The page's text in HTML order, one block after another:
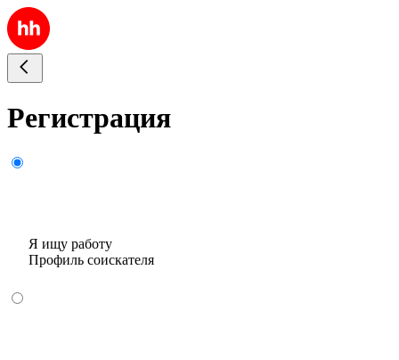
Регистрация
Я ищу работу
Профиль соискателя